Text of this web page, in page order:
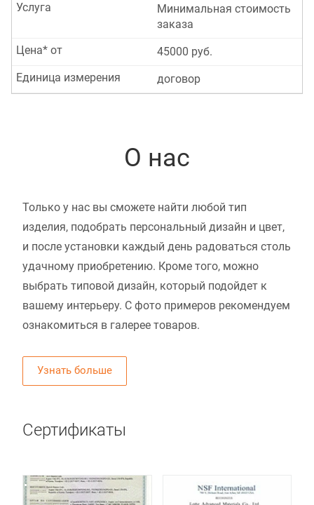
Минимальная стоимость
заказа
Услуга
45000 руб.
Цена* от
договор
Единица измерения
О нас
Только у нас вы сможете найти любой тип
изделия, подобрать персональный дизайн и цвет,
и после установки каждый день радоваться столь
удачному приобретению. Кроме того, можно
выбрать типовой дизайн, который подойдет к
вашему интерьеру. С фото примеров рекомендуем
ознакомиться в галерее товаров.
Узнать больше
Сертификаты